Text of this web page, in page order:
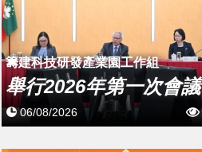
籌建科技研發產業園工作組
舉行2026年第一次會議
06/08/2026